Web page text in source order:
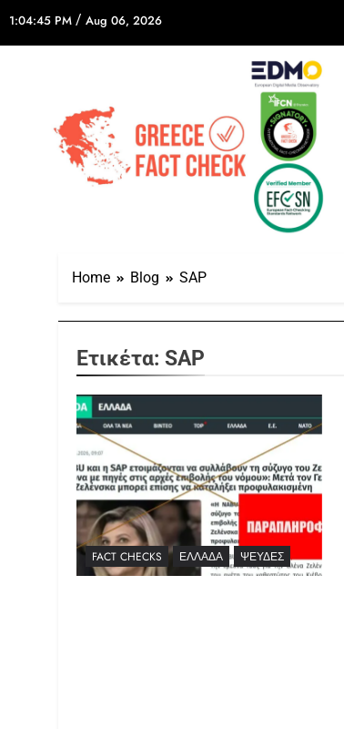
1:04:45 PM / Aug 06, 2026
Home Blog SAP
Ετικέτα: SAP
FACT CHECKS ΕΛΛΆΔΑ ΨΕΥΔΈΣ